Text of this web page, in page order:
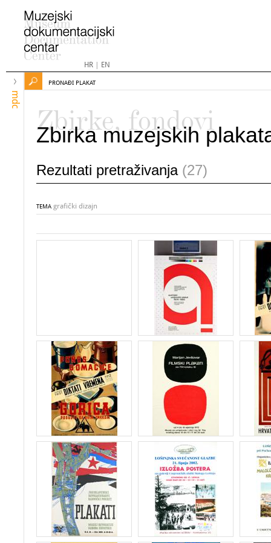
HR| EN
mdc
PRONAĐI PLAKAT
Zbirke, fondovi
Zbirka muzejskih
Rezultati pretraživanja (27)
TEMA grafički dizajn